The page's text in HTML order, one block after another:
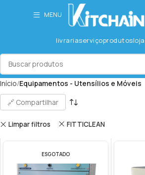
MENU
livrariaserviçoprodutosloja
Início Equipamentos - Utensílios e Móveis
🔗 Compartilhar
Limpar filtros FITTICLEAN
ESGOTADO